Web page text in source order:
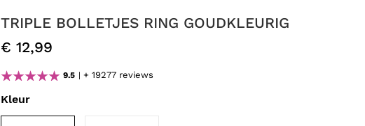
TRIPLE BOLLETJES RING GOUDKLEURIG
Kleur
9.5 + 19277 reviews
€ 12,99